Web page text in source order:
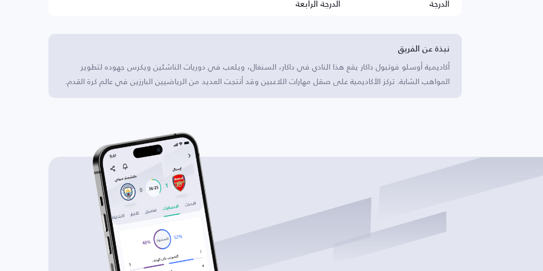
نبذة عن الفريق
أكاديمية أوسلو فوتبول داكار يقع هذا النادي في داكار، السنغال، ويلعب في دوريات الناشئين ويكرس جهوده لتطوير
المواهب الشابة. تركز الأكاديمية على صقل مهارات اللاعبين وقد أنتجت العديد من الرياضيين البارزين في عالم كرة القدم.